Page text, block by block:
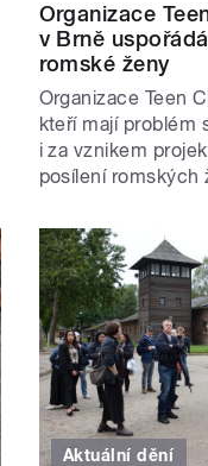
Organizace
v Brně
romské ženy
Organizace Teen
kteří mají problém
i za vznikem
posílení romských
Aktuální dění